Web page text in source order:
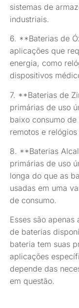
sistemas de
industriais.
6. **Baterias de
aplicações que
energia, como
dispositivos
7. **Baterias de
primárias de uso
baixo consumo
remotos e
8. **Baterias
primárias de uso
longa do que as
usadas em uma
de consumo.
Esses são
de baterias
bateria tem suas
aplicações
depende das
em questão.